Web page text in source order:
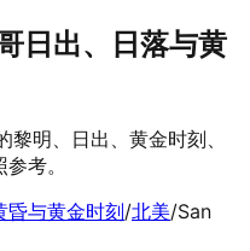
日出、日落与黄
明、日出、黄金时刻、
考。
昏与黄金时刻/北美/San